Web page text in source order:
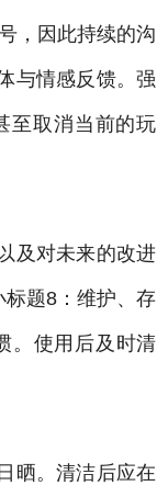
，因此持续的沟
与情感反馈。强
至取消当前的玩
及对未来的改进
标题8：维护、存
。使用后及时清
晒。清洁后应在